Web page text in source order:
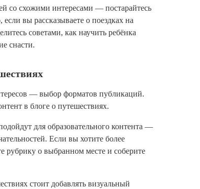
со схожими интересами — постарайтесь
вы рассказываете о поездках на
советами, как научить ребёнка
снасти.
— выбор форматов публикаций.
в блоге о путешествиях.
для образовательного контента —
Если вы хотите более
рубрику о выбранном месте и соберите
стоит добавлять визуальный